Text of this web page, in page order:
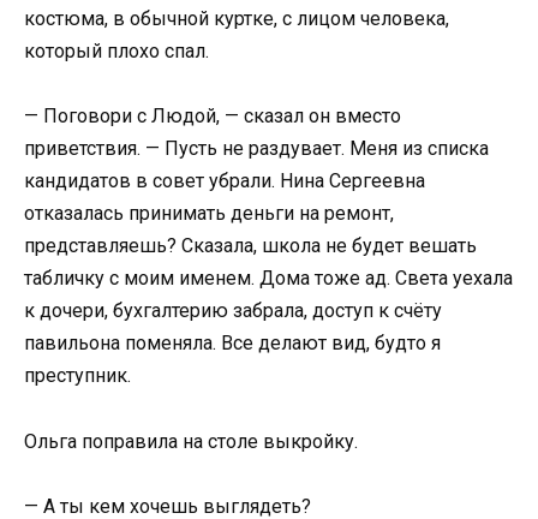
костюма, в обычной куртке, с лицом человека,
который плохо спал.
— Поговори с Людой, — сказал он вместо
приветствия. — Пусть не раздувает. Меня из списка
кандидатов в совет убрали. Нина Сергеевна
отказалась принимать деньги на ремонт,
представляешь? Сказала, школа не будет вешать
табличку с моим именем. Дома тоже ад. Света уехала
к дочери, бухгалтерию забрала, доступ к счёту
павильона поменяла. Все делают вид, будто я
преступник.
Ольга поправила на столе выкройку.
— А ты кем хочешь выглядеть?